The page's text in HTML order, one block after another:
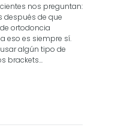
nos preguntan:
después de que
ortodoncia
eso es siempre sí.
algún tipo de
brackets...